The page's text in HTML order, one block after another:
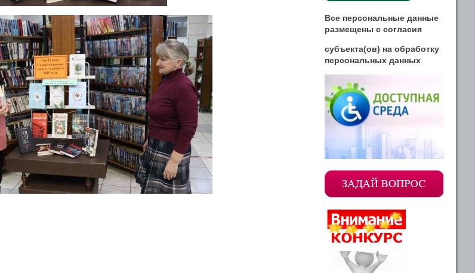
Все персональные данные
размещены с согласия
субъекта(ов) на обработку
персональных данных